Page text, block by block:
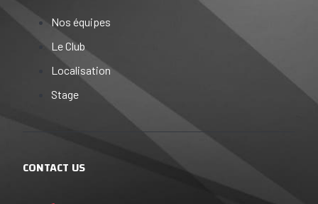
Nos équipes
Le Club
Localisation
Stage
CONTACT US